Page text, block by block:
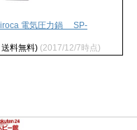
電気圧力鍋 SP-
料無料) (2017/12/7時点)